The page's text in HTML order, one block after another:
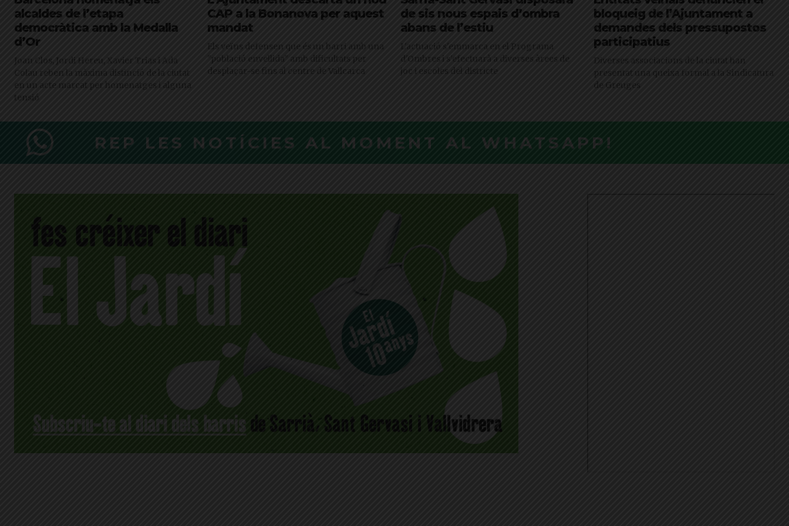
alcaldes de l’etapa
democràtica amb la Medalla
d’Or
Joan Clos, Jordi Hereu, Xavier Trias i Ada
Colau reben la màxima distinció de la ciutat
en un acte marcat per homenatges i alguna
tensió
CAP a la Bonanova per aquest
mandat
Els veïns defensen que és un barri amb una
"població envellida" amb dificultats per
desplaçar-se fins al centre de Vallcarca
de sis nous espais d’ombra
abans de l’estiu
L'actuació s'emmarca en el Programa
d'Ombres i s'efectuarà a diverses àrees de
joc i escoles del districte
bloqueig de l’Ajuntament a
demandes dels pressupostos
participatius
Diverses associacions de la ciutat han
presentat una queixa formal a la Sindicatura
de Greuges
REP LES NOTÍCIES AL MOMENT AL WHATSAPP!